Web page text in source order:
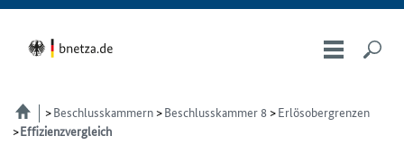
Beschlusskammern Beschlusskammer 8
Erlösobergrenzen
Effizienzvergleich